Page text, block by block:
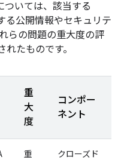
ついては、該当する
る公開情報やセキュリテ
らの問題の重大度の評
たものです。
重
大
度
コンポー
ネント
重
クローズド